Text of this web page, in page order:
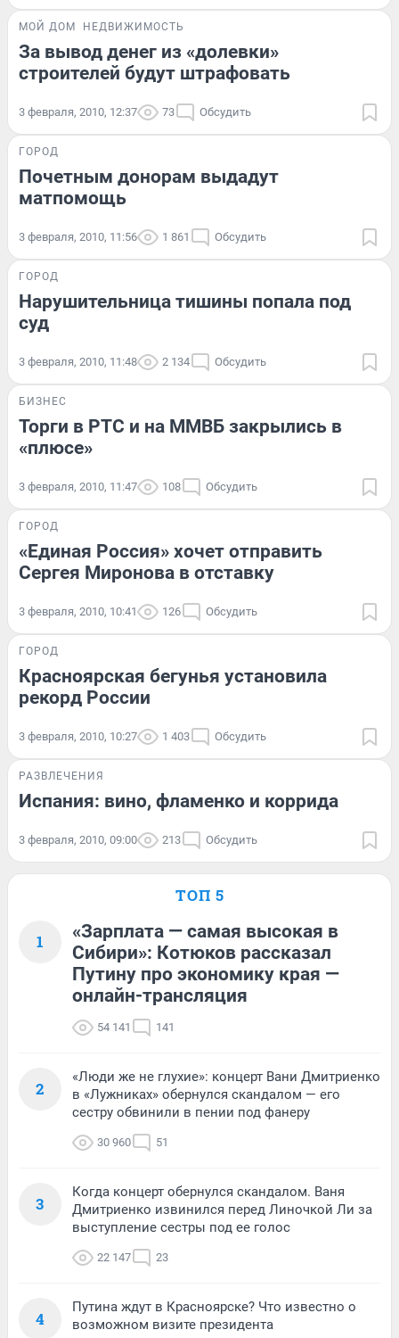
МОЙ ДОМ НЕДВИЖИМОСТЬ
За вывод денег из «долевки»
строителей будут штрафовать
3 февраля, 2010, 12:37 73 Обсудить
ГОРОД
Почетным донорам выдадут
матпомощь
3 февраля, 2010, 11:56 1 861 Обсудить
ГОРОД
Нарушительница тишины попала под
суд
3 февраля, 2010, 11:48 2 134 Обсудить
БИЗНЕС
Торги в РТС и на ММВБ закрылись в
«плюсе»
3 февраля, 2010, 11:47 108 Обсудить
ГОРОД
«Единая Россия» хочет отправить
Сергея Миронова в отставку
3 февраля, 2010, 10:41 126 Обсудить
ГОРОД
Красноярская бегунья установила
рекорд России
3 февраля, 2010, 10:27 1 403 Обсудить
РАЗВЛЕЧЕНИЯ
Испания: вино, фламенко и коррида
3 февраля, 2010, 09:00 213 Обсудить
ТОП 5
1
«Зарплата — самая высокая в
Сибири»: Котюков рассказал
Путину про экономику края —
онлайн-трансляция
54 141 141
2
«Люди же не глухие»: концерт Вани Дмитриенко
в «Лужниках» обернулся скандалом — его
сестру обвинили в пении под фанеру
30 960 51
3
Когда концерт обернулся скандалом. Ваня
Дмитриенко извинился перед Линочкой Ли за
выступление сестры под ее голос
22 147 23
4
Путина ждут в Красноярске? Что известно о
возможном визите президента